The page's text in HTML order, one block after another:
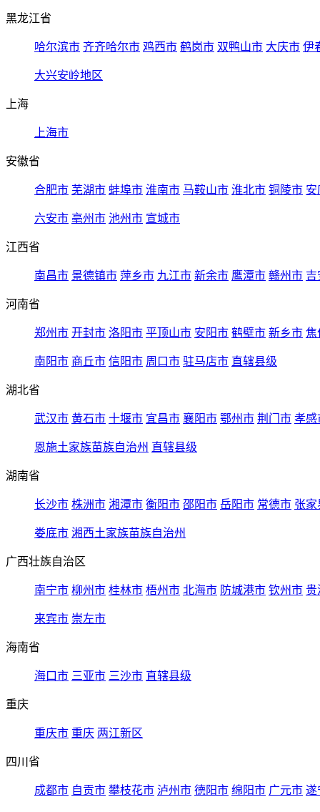
黑龙江省
哈尔滨市 齐齐哈尔市 鸡西市 鹤岗市 双鸭山市 大庆市 伊
大兴安岭地区
上海
上海市
安徽省
合肥市 芜湖市 蚌埠市 淮南市 马鞍山市 淮北市 铜陵市 安
六安市 亳州市 池州市 宣城市
江西省
南昌市 景德镇市 萍乡市 九江市 新余市 鹰潭市 赣州市 吉
河南省
郑州市 开封市 洛阳市 平顶山市 安阳市 鹤壁市 新乡市 焦
南阳市 商丘市 信阳市 周口市 驻马店市 直辖县级
湖北省
武汉市 黄石市 十堰市 宜昌市 襄阳市 鄂州市 荆门市 孝感
恩施土家族苗族自治州 直辖县级
湖南省
长沙市 株洲市 湘潭市 衡阳市 邵阳市 岳阳市 常德市 张家
娄底市 湘西土家族苗族自治州
广西壮族自治区
南宁市 柳州市 桂林市 梧州市 北海市 防城港市 钦州市 贵
来宾市 崇左市
海南省
海口市 三亚市 三沙市 直辖县级
重庆
重庆市 重庆 两江新区
四川省
成都市 自贡市 攀枝花市 泸州市 德阳市 绵阳市 广元市 遂